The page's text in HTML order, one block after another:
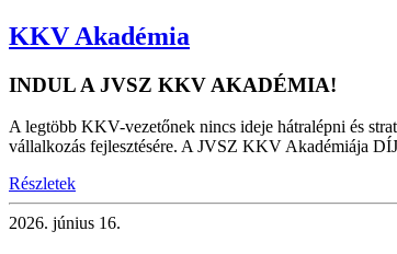
KKV Akadémia
INDUL A JVSZ KKV AKADÉMIA!
A legtöbb KKV-vezetőnek nincs ideje hátralépni és
vállalkozás fejlesztésére. A JVSZ KKV Akadémiája
Részletek
2026. június 16.